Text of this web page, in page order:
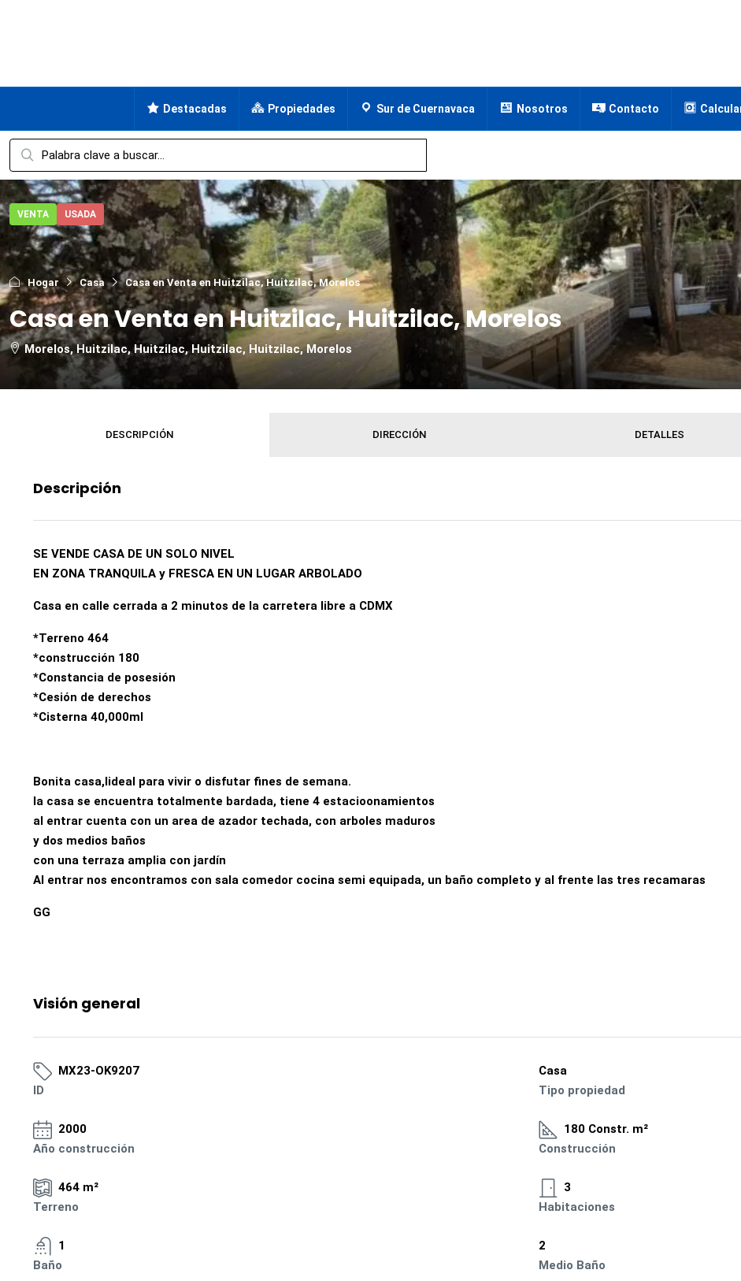
Destacadas Propiedades Sur de Cuernavaca Nosotros Contacto
VENTA USADA
Hogar Casa Casa en Venta en Huitzilac, Huitzilac, Morelos
Casa en Venta en Huitzilac, Huitzilac, Morelos
Morelos, Huitzilac, Huitzilac, Huitzilac, Huitzilac, Morelos
DESCRIPCIÓN DIRECCIÓN DETALLES
Descripción
SE VENDE CASA DE UN SOLO NIVEL
EN ZONA TRANQUILA y FRESCA EN UN LUGAR ARBOLADO
Casa en calle cerrada a 2 minutos de la carretera libre a CDMX
*Terreno 464
*construcción 180
*Constancia de posesión
*Cesión de derechos
*Cisterna 40,000ml
Bonita casa,lideal para vivir o disfutar fines de semana.
la casa se encuentra totalmente bardada, tiene 4 estacioonamientos
al entrar cuenta con un area de azador techada, con arboles maduros
y dos medios baños
con una terraza amplia con jardín
Al entrar nos encontramos con sala comedor cocina semi equipada, un baño completo y al frente las tres recamaras
GG
Visión general
MX23-OK9207
ID
Casa
Tipo propiedad
2000
Año construcción
180 Constr. m²
Construcción
464 m²
Terreno
3
Habitaciones
1
Baño
2
Medio Baño